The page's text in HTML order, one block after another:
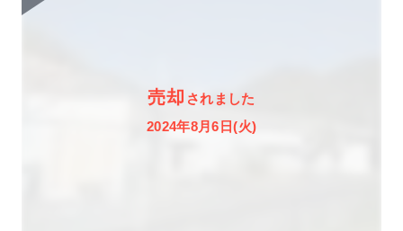
売却 されました
2024年8月6日(火)